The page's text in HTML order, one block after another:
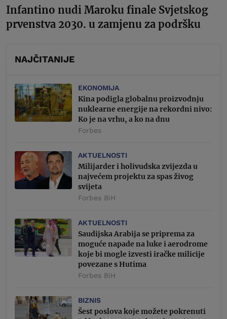
Infantino nudi Maroku finale Svjetskog
prvenstva 2030. u zamjenu za podršku
NAJČITANIJE
EKONOMIJA
Kina podigla globalnu proizvodnju
nuklearne energije na rekordni nivo:
Ko je na vrhu, a ko na dnu
Forbes
AKTUELNOSTI
Milijarder i holivudska zvijezda u
najvećem projektu za spas živog
svijeta
Forbes BiH
AKTUELNOSTI
Saudijska Arabija se priprema za
moguće napade na luke i aerodrome
koje bi mogle izvesti iračke milicije
povezane s Hutima
Forbes BiH
BIZNIS
Šest poslova koje možete pokrenuti